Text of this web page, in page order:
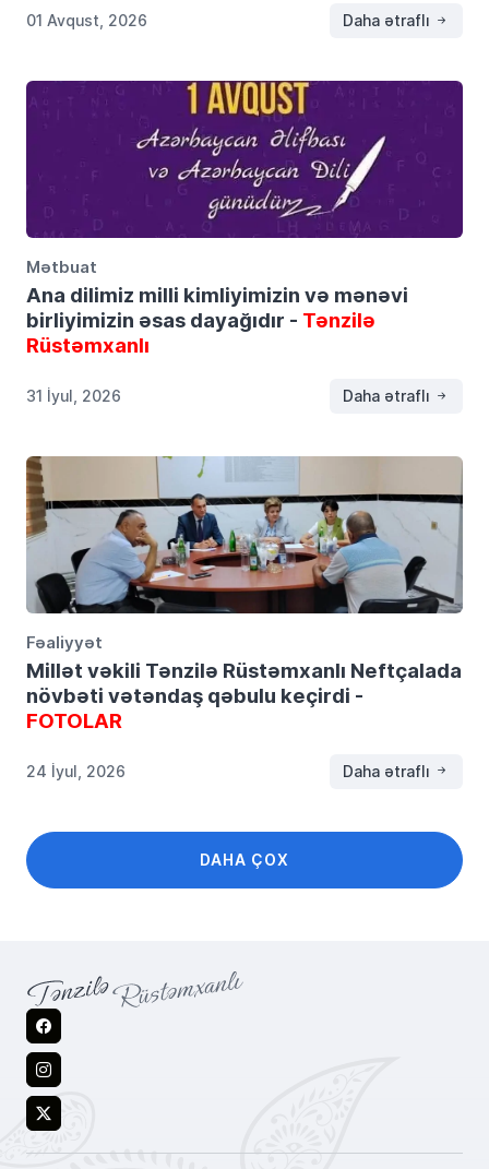
01 Avqust, 2026 Daha ətraflı
Mətbuat
Ana dilimiz milli kimliyimizin və mənəvi
birliyimizin əsas dayağıdır - Tənzilə
Rüstəmxanlı
31 İyul, 2026 Daha ətraflı
Fəaliyyət
Millət vəkili Tənzilə Rüstəmxanlı Neftçalada
növbəti vətəndaş qəbulu keçirdi -
FOTOLAR
24 İyul, 2026 Daha ətraflı
DAHA ÇOX
Facebook
Instagram
X